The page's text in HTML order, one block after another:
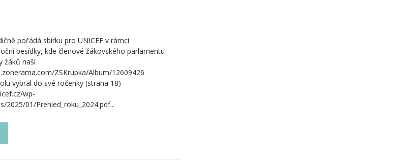
pořádá sbírku pro UNICEF v rámci
besídky, kde členové žákovského parlamentu
žáků naší
ZSKrupka/Album/12609426
vybral do své ročenky (strana 18)
wp-
2025/01/Prehled_roku_2024.pdf...